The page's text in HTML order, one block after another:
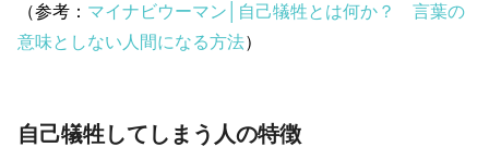
（参考： マイナビウーマン│自己犠牲とは何か？ 言葉の
意味としない人間になる方法）
自己犠牲してしまう人の特徴